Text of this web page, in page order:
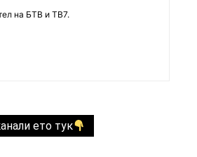
на БТВ и ТВ7.
ето тук